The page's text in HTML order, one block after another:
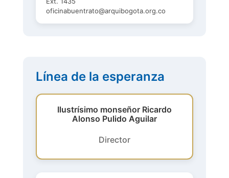
oficinabuentrato@arquibogota.org.co
Línea de la esperanza
Ilustrísimo monseñor Ricardo
Alonso Pulido Aguilar
Director